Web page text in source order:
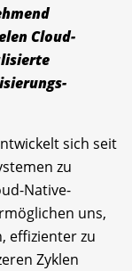
Cloud-
sich seit
zu
Native-
uns,
effizienter zu
Zyklen